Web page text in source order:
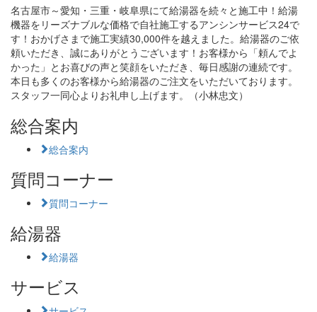
名古屋市～愛知・三重・岐阜県にて給湯器を続々と施工中！給湯
機器をリーズナブルな価格で自社施工するアンシンサービス24で
す！おかげさまで施工実績30,000件を越えました。給湯器のご依
頼いただき、誠にありがとうございます！お客様から「頼んでよ
かった」とお喜びの声と笑顔をいただき、毎日感謝の連続です。
本日も多くのお客様から給湯器のご注文をいただいております。
スタッフ一同心よりお礼申し上げます。（小林忠文）
総合案内
総合案内
質問コーナー
質問コーナー
給湯器
給湯器
サービス
サービス